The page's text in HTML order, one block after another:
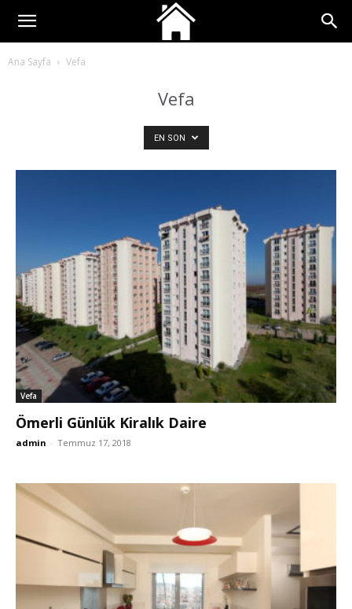
Ana Sayfa Vefa
Vefa
EN SON
Vefa
Ömerli Günlük Kiralık Daire
admin - Temmuz 17, 2018